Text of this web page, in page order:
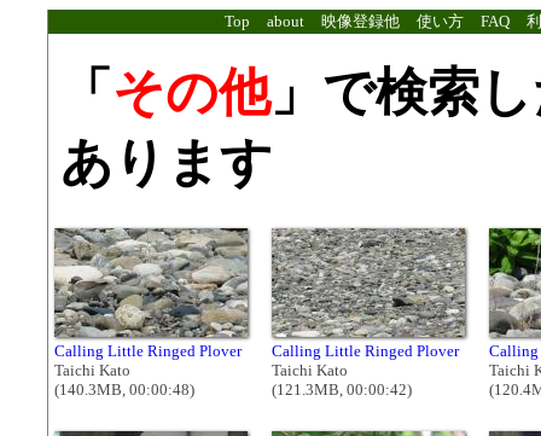
Top about 映像登録他 使い方 FAQ
「 その他」で検索
あります
Calling Little Ringed Plover
Taichi Kato
(140.3MB, 00:00:48)
Calling Little Ringed Plover
Taichi Kato
(121.3MB, 00:00:42)
Calling
Taichi